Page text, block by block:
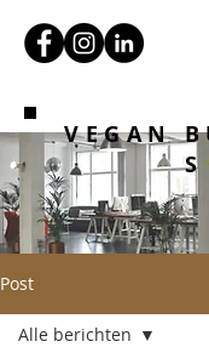
VEGAN
S
Post
Alle berichten